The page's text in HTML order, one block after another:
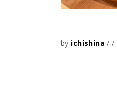
by ichishina